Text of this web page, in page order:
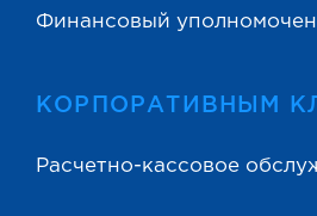
Финансовый
КОРПОРАТИВНЫМ
Расчетно-кассовое